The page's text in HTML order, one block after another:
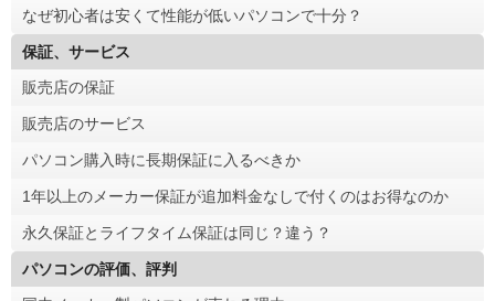
なぜ初心者は安くて性能が低いパソコンで十分？
保証、サービス
販売店の保証
販売店のサービス
パソコン購入時に長期保証に入るべきか
1年以上のメーカー保証が追加料金なしで付くのはお得なのか
永久保証とライフタイム保証は同じ？違う？
パソコンの評価、評判